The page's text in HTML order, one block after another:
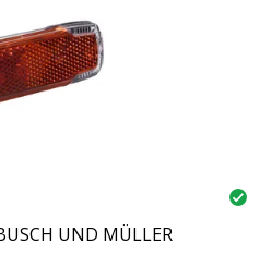
UND MÜLLER